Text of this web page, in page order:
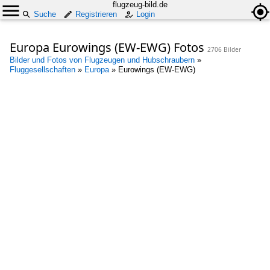
flugzeug-bild.de
Suche
Registrieren Login
Europa Eurowings (EW-EWG) Fotos 2706 Bilder
Bilder und Fotos von Flugzeugen und Hubschraubern »
Fluggesellschaften » Europa» Eurowings (EW-EWG)